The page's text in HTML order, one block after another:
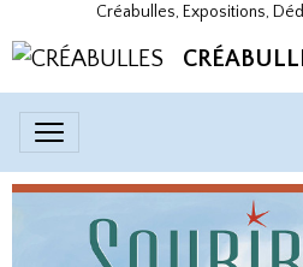
Créabulles, Expositions,